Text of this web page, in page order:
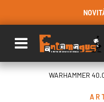
Open menu
WARHAMMER